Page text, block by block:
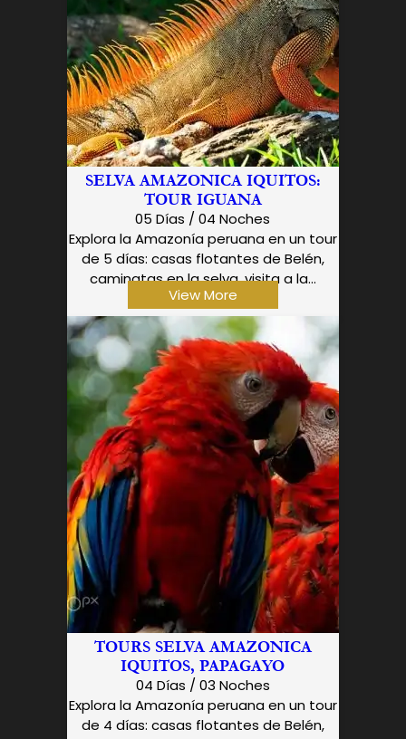
SELVA AMAZONICA IQUITOS:
TOUR IGUANA
05 Días / 04 Noches
Explora la Amazonía peruana en un tour
de 5 días: casas flotantes de Belén,
caminatas en la selva, visita a la...
View More
TOURS SELVA AMAZONICA
IQUITOS, PAPAGAYO
04 Días / 03 Noches
Explora la Amazonía peruana en un tour
de 4 días: casas flotantes de Belén,